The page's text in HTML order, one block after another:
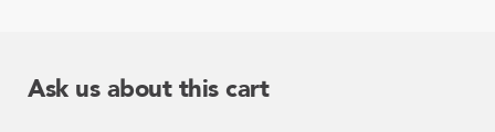
Ask us about this cart